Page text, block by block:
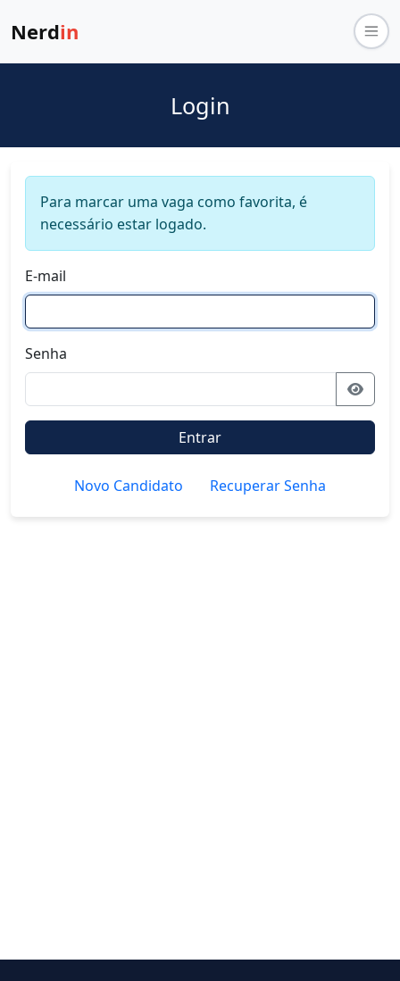
Nerdin
Login
Para marcar uma vaga como favorita, é
necessário estar logado.
E-mail
Senha
Entrar
Novo Candidato Recuperar Senha